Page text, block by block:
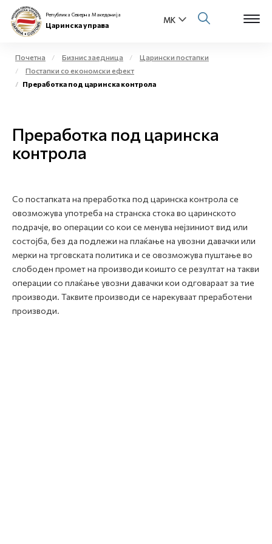
За нас
Бизнис заедница
Медиа центар
Контакт
Е-Весник
Република Северна Македонија
Царинска управа
Почетна Бизнис заедница
Царински постапки
Постапки со економски ефект
Преработка под царинска контрола
Преработка под царинска
контрола
Со постапката на преработка под царинска контрола се
овозможува употреба на странска стока во царинското
подрачје, во операции со кои се менува нејзиниот вид или
состојба, без да подлежи на плаќање на увозни давачки или
мерки на трговската политика и се овозможува пуштање во
слободен промет на производи коишто се резултат на такви
операции со плаќање увозни давачки кои одговараат за тие
производи. Таквите производи се нарекуваат преработени
производи.